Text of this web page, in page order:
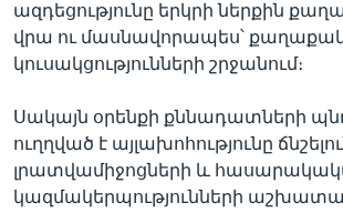
ազդեցությունը երկրի ներքին
վրա ու մասնավորապես՝
կուսակցությունների շրջանում։
Սակայն օրենքի քննադատների
ուղղված է այլախոհությունը
լրատվամիջոցների և
կազմակերպությունների